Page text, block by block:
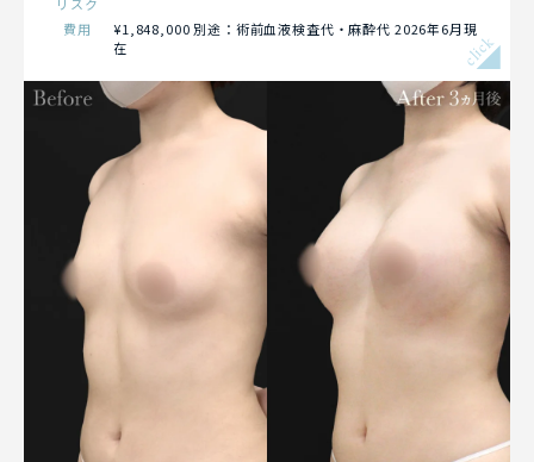
費用
¥1,848,000 別途：術前血液検査代・麻酔代 2026年6月現
在
click